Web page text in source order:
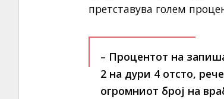
претставува голем
– Процентот на
2 на дури 4 отсто,
огромниот број на